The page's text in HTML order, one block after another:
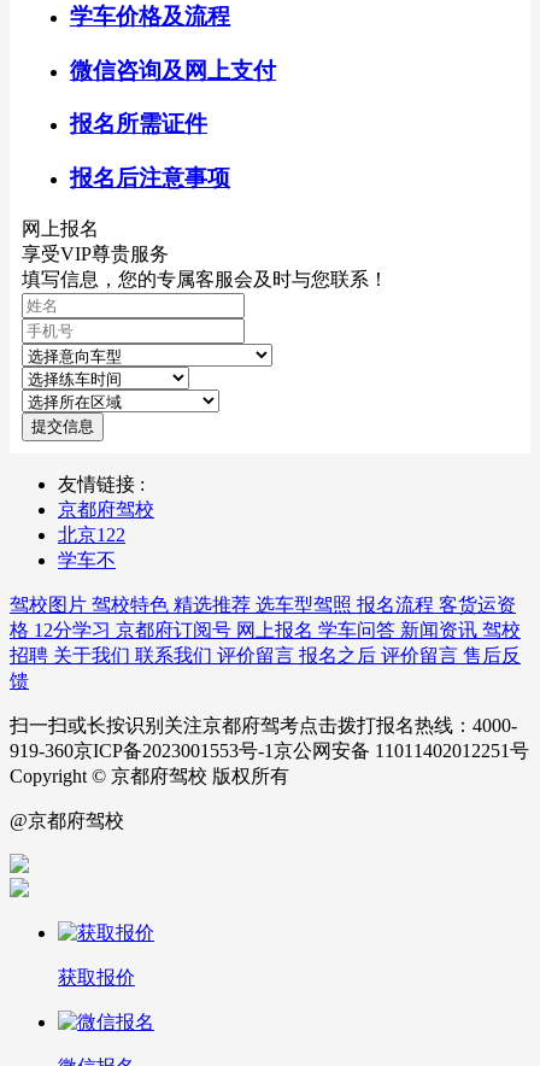
学车价格及流程
微信咨询及网上支付
报名所需证件
报名后注意事项
网上报名
享受VIP尊贵服务
填写信息，您的专属客服会及时与您联系！
提交信息
友情链接 :
京都府驾校
北京122
学车不
驾校图片 驾校特色 精选推荐 选车型驾照 报名流程 客货运资
格 12分学习 京都府订阅号 网上报名 学车问答 新闻资讯 驾校
招聘 关于我们 联系我们 评价留言 报名之后 评价留言 售后反
馈
扫一扫或长按识别关注京都府驾考点击拨打报名热线：4000-
919-360京ICP备2023001553号-1京公网安备 11011402012251号
Copyright © 京都府驾校 版权所有
@京都府驾校
获取报价